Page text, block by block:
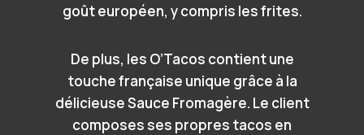
goût européen, y compris les frites.
De plus, les O’Tacos contient une
touche française unique grâce à la
délicieuse Sauce Fromagère. Le client
composes ses propres tacos en